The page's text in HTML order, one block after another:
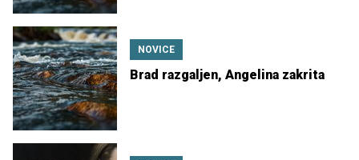
NOVICE
Brad razgaljen, Angelina zakrita